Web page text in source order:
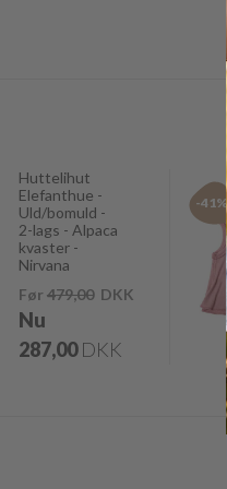
Huttelihut
Elefanthue -
Uld/bomuld -
2-lags - Alpaca
kvaster -
Nirvana
Før 479,00DKK
Nu
287,00 DKK
-41%